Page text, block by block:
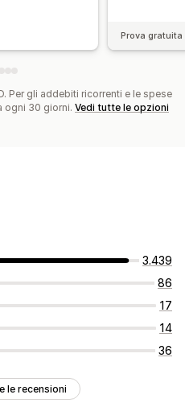
Pagamenti automaticiProva
Per gli addebiti ricorrenti e le spese
ogni 30 giorni. Vedi tutte le opzioni
3.439
86
17
14
36
le recensioni